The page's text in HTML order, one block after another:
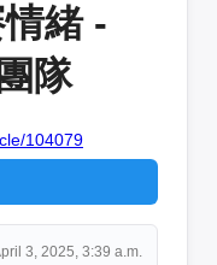
緒 -
隊
104079
3, 2025, 3:39 a.m.